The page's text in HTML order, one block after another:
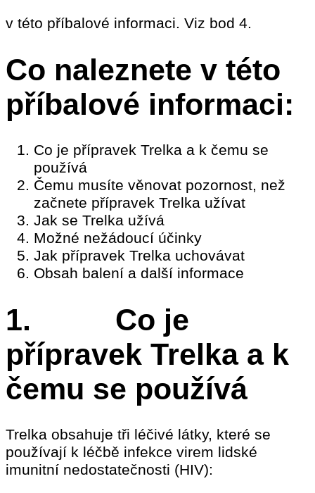
v této příbalové informaci. Viz bod 4.
Co naleznete v této
příbalové informaci:
Co je přípravek Trelka a k čemu se
používá
Čemu musíte věnovat pozornost, než
začnete přípravek Trelka užívat
Jak se Trelka užívá
Možné nežádoucí účinky
Jak přípravek Trelka uchovávat
Obsah balení a další informace
1. Co je
přípravek Trelka a k
čemu se používá
Trelka obsahuje tři léčivé látky, které se
používají k léčbě infekce virem lidské
imunitní nedostatečnosti (HIV):